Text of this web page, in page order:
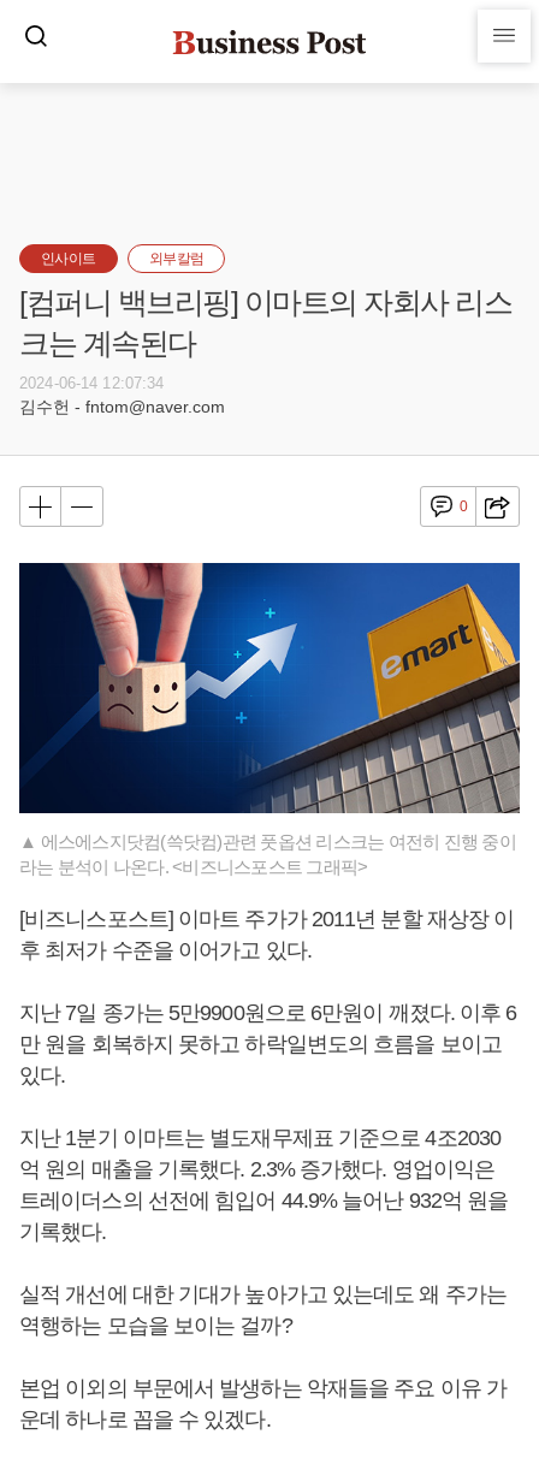
인사이트 외부칼럼
[컴퍼니 백브리핑] 이마트의 자회사 리스
크는 계속된다
2024-06-14 12:07:34
김수헌 - fntom@naver.com
0
▲ 에스에스지닷컴(쓱닷컴)관련 풋옵션 리스크는 여전히 진행 중이
라는 분석이 나온다. <비즈니스포스트 그래픽>
[비즈니스포스트] 이마트 주가가 2011년 분할 재상장 이
후 최저가 수준을 이어가고 있다.
지난 7일 종가는 5만9900원으로 6만원이 깨졌다. 이후 6
만 원을 회복하지 못하고 하락일변도의 흐름을 보이고
있다.
지난 1분기 이마트는 별도재무제표 기준으로 4조2030
억 원의 매출을 기록했다. 2.3% 증가했다. 영업이익은
트레이더스의 선전에 힘입어 44.9% 늘어난 932억 원을
기록했다.
실적 개선에 대한 기대가 높아가고 있는데도 왜 주가는
역행하는 모습을 보이는 걸까?
본업 이외의 부문에서 발생하는 악재들을 주요 이유 가
운데 하나로 꼽을 수 있겠다.